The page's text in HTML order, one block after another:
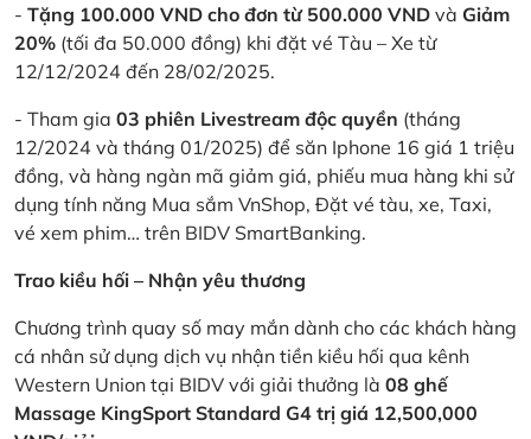
- Tặng 100.000 VND cho đơn từ 500.000 VND và Giảm
20% (tối đa 50.000 đồng) khi đặt vé Tàu – Xe từ
12/12/2024 đến 28/02/2025.
- Tham gia 03 phiên Livestream độc quyền (tháng
12/2024 và tháng 01/2025) để săn Iphone 16 giá 1 triệu
đồng, và hàng ngàn mã giảm giá, phiếu mua hàng khi sử
dụng tính năng Mua sắm VnShop, Đặt vé tàu, xe, Taxi,
vé xem phim… trên BIDV SmartBanking.
Trao kiều hối – Nhận yêu thương
Chương trình quay số may mắn dành cho các khách hàng
cá nhân sử dụng dịch vụ nhận tiền kiều hối qua kênh
Western Union tại BIDV với giải thưởng là 08 ghế
Massage KingSport Standard G4 trị giá 12,500,000